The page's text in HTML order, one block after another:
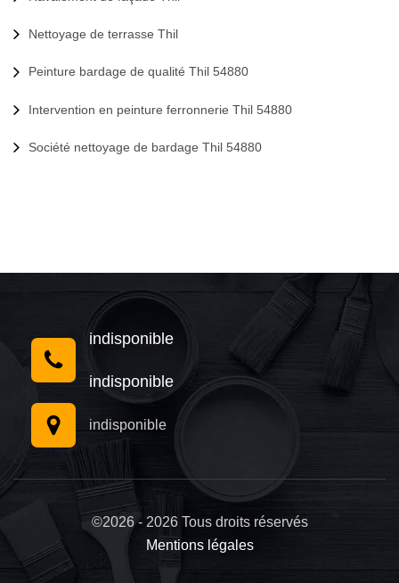
Nettoyage de terrasse Thil
Peinture bardage de qualité Thil 54880
Intervention en peinture ferronnerie Thil 54880
Société nettoyage de bardage Thil 54880
indisponible
indisponible
indisponible
©2026 - 2026 Tous droits réservés
Mentions légales